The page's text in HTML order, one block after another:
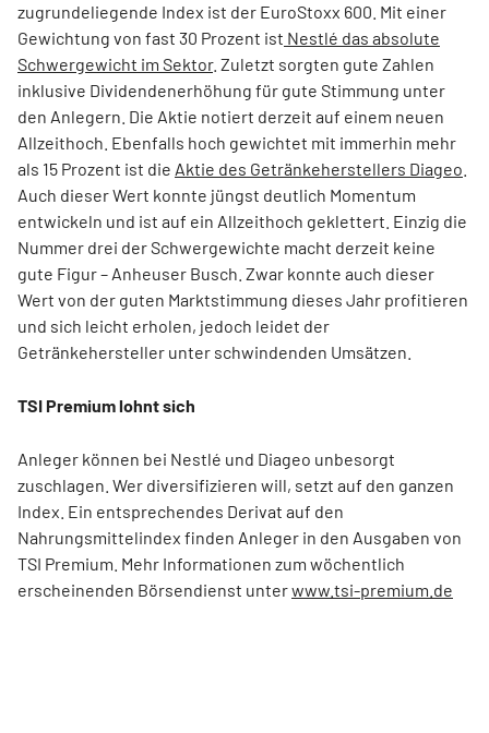
zugrundeliegende Index ist der EuroStoxx 600. Mit einer
Gewichtung von fast 30 Prozent ist Nestlé das absolute
Schwergewicht im Sektor. Zuletzt sorgten gute Zahlen
inklusive Dividendenerhöhung für gute Stimmung unter
den Anlegern. Die Aktie notiert derzeit auf einem neuen
Allzeithoch. Ebenfalls hoch gewichtet mit immerhin mehr
als 15 Prozent ist die Aktie des Getränkeherstellers Diageo
Auch dieser Wert konnte jüngst deutlich Momentum
entwickeln und ist auf ein Allzeithoch geklettert. Einzig die
Nummer drei der Schwergewichte macht derzeit keine
gute Figur – Anheuser Busch. Zwar konnte auch dieser
Wert von der guten Marktstimmung dieses Jahr profitieren
und sich leicht erholen, jedoch leidet der
Getränkehersteller unter schwindenden Umsätzen.
TSI Premium lohnt sich
Anleger können bei Nestlé und Diageo unbesorgt
zuschlagen. Wer diversifizieren will, setzt auf den ganzen
Index. Ein entsprechendes Derivat auf den
Nahrungsmittelindex finden Anleger in den Ausgaben von
TSI Premium. Mehr Informationen zum wöchentlich
erscheinenden Börsendienst unterwww.tsi-premium.de